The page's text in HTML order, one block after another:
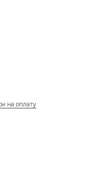
на оплату